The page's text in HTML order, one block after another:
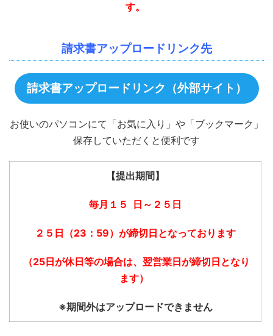
す。
請求書アップロードリンク先
請求書アップロードリンク（外部サイト）
お使いのパソコンにて「お気に入り」や「ブックマーク」
保存していただくと便利です
【提出期間】
毎月１５ 日～２５日
２５日（23：59）が締切日となっております
（25日が休日等の場合は、翌営業日が締切日となり
ます）
※期間外はアップロードできません